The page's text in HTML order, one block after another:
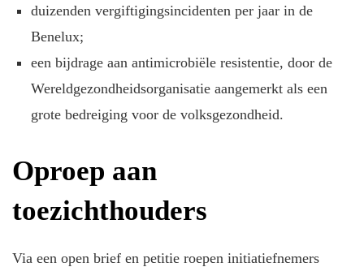
duizenden vergiftigingsincidenten per jaar in de
Benelux;
een bijdrage aan antimicrobiële resistentie, door de
Wereldgezondheidsorganisatie aangemerkt als een
grote bedreiging voor de volksgezondheid.
Oproep aan
toezichthouders
Via een open brief en petitie roepen initiatiefnemers